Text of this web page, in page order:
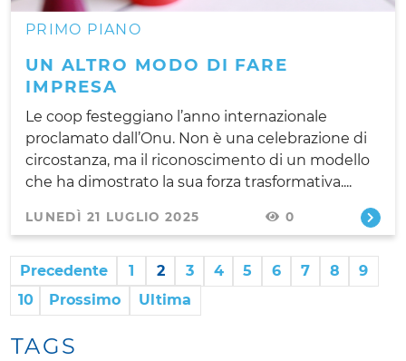
PRIMO PIANO
UN ALTRO MODO DI FARE
IMPRESA
Le coop festeggiano l’anno internazionale
proclamato dall’Onu. Non è una celebrazione di
circostanza, ma il riconoscimento di un modello
che ha dimostrato la sua forza trasformativa....
LUNEDÌ 21 LUGLIO 2025 0
Precedente 1 2 3 4 5 6 7 8
9
10
Prossimo Ultima
TAGS